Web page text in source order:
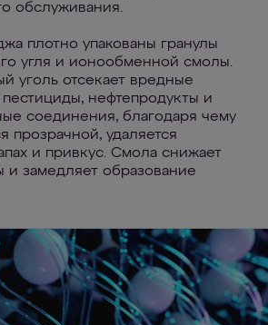
обслуживания.
плотно упакованы гранулы
угля и ионообменной смолы.
уголь отсекает вредные
нефтепродукты и
соединения, благодаря чему
прозрачной, удаляется
и привкус. Смола снижает
и замедляет образование